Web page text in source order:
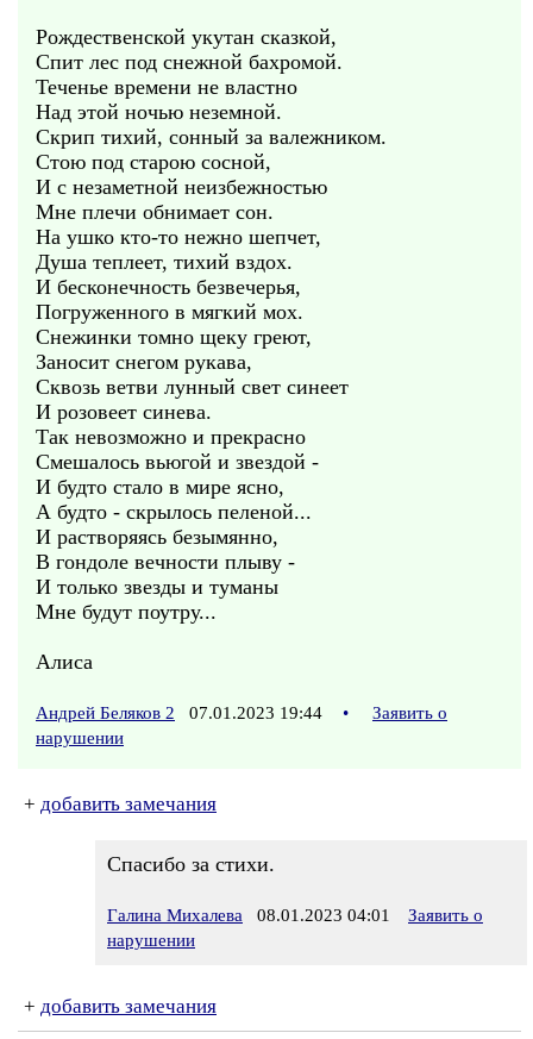
Рождественской укутан сказкой,
Спит лес под снежной бахромой.
Теченье времени не властно
Над этой ночью неземной.
Скрип тихий, сонный за валежником.
Стою под старою сосной,
И с незаметной неизбежностью
Мне плечи обнимает сон.
На ушко кто-то нежно шепчет,
Душа теплеет, тихий вздох.
И бесконечность безвечерья,
Погруженного в мягкий мох.
Снежинки томно щеку греют,
Заносит снегом рукава,
Сквозь ветви лунный свет синеет
И розовеет синева.
Так невозможно и прекрасно
Смешалось вьюгой и звездой -
И будто стало в мире ясно,
А будто - скрылось пеленой...
И растворяясь безымянно,
В гондоле вечности плыву -
И только звезды и туманы
Мне будут поутру...
Алиса
Андрей Беляков 2 07.01.2023 19:44 •
Заявить о
нарушении
+ добавить замечания
Спасибо за стихи.
Галина Михалева 08.01.2023 04:01
Заявить о
нарушении
+ добавить замечания